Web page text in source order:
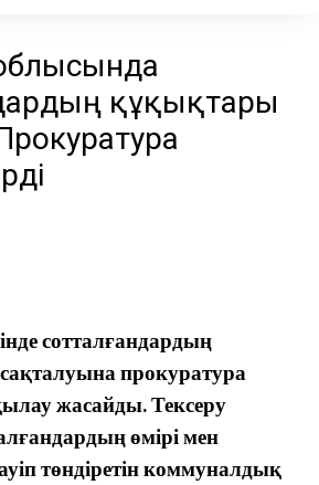
құқықтары
сотталғандардың
прокуратура
жасайды. Тексеру
өмірі мен
төндіретін коммуналдық